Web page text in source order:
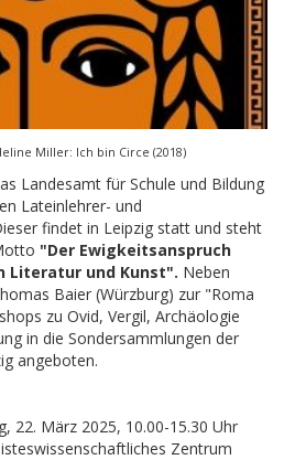
Miller: Ich bin Circe (2018)
Landesamt für Schule und Bildung
Lateinlehrer- und
findet in Leipzig statt und steht
"Der Ewigkeitsanspruch
Literatur und Kunst". Neben
Baier (Würzburg) zur "Roma
zu Ovid, Vergil, Archäologie
in die Sondersammlungen der
angeboten.
22. März 2025, 10.00-15.30 Uhr
Zentrum